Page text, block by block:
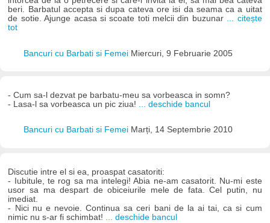
beri. Barbatul accepta si dupa cateva ore isi da seama ca a uitat
de sotie. Ajunge acasa si scoate toti melcii din buzunar ... citește
tot
Bancuri cu Barbati si Femei Miercuri, 9 Februarie 2005
- Cum sa-l dezvat pe barbatu-meu sa vorbeasca in somn?
- Lasa-l sa vorbeasca un pic ziua! ... deschide bancul
Bancuri cu Barbati si Femei Marți, 14 Septembrie 2010
Discutie intre el si ea, proaspat casatoriti:
- Iubitule, te rog sa ma intelegi! Abia ne-am casatorit. Nu-mi este
usor sa ma despart de obiceiurile mele de fata. Cel putin, nu
imediat.
- Nici nu e nevoie. Continua sa ceri bani de la ai tai, ca si cum
nimic nu s-ar fi schimbat!
... deschide bancul